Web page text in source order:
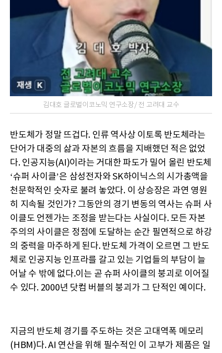
김대호 글로벌이코노믹 연구소장/ 전 고려대 교수
반도체가 정말 뜨겁다. 인류 역사상 이토록 반도체라는
단어가 대중의 삶과 자본의 흐름을 지배했던 적은 없었
다. 인공지능(AI)이라는 거대한 파도가 밀어 올린 반도체
‘슈퍼 사이클’은 삼성전자와 SK하이닉스의 시가총액을
천문학적인 숫자로 불려 놓았다. 이 상승장은 과연 영원
히 지속될 것인가? 그동안의 경기 변동의 역사는 슈퍼 사
이클도 언젠가는 조정을 받는다는 사실이다. 모든 자본
주의의 사이클은 정점에 도달하는 순간 필연적으로 하강
의 중력을 마주하게 된다. 반도체 가격이 오르면 그 반도
체로 인공지능 인프라를 갈고 있는 기업들의 부담이 늘
어날 수 밖에 없다.이는 곧 슈퍼 사이클의 붕괴로 이어질
수 있다. 2000년 닷컴 버블의 붕괴가 그 단적인 예이다.
지금의 반도체 경기를 주도하는 것은 고대역폭 메모리
(HBM)다. AI 연산을 위해 필수적인 이 고부가 제품은 일